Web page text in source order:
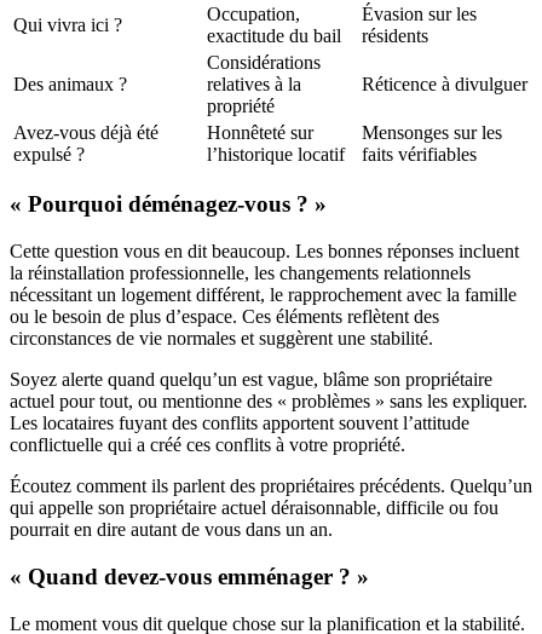
Qui vivra ici ?
Occupation,
exactitude du bail
Évasion sur les
résidents
Des animaux ?
Considérations
relatives à la
propriété
Réticence à divulguer
Avez-vous déjà été
expulsé ?
Honnêteté sur
l’historique locatif
Mensonges sur les
faits vérifiables
« Pourquoi déménagez-vous ? »
Cette question vous en dit beaucoup. Les bonnes réponses incluent
la réinstallation professionnelle, les changements relationnels
nécessitant un logement différent, le rapprochement avec la famille
ou le besoin de plus d’espace. Ces éléments reflètent des
circonstances de vie normales et suggèrent une stabilité.
Soyez alerte quand quelqu’un est vague, blâme son propriétaire
actuel pour tout, ou mentionne des « problèmes » sans les expliquer.
Les locataires fuyant des conflits apportent souvent l’attitude
conflictuelle qui a créé ces conflits à votre propriété.
Écoutez comment ils parlent des propriétaires précédents. Quelqu’un
qui appelle son propriétaire actuel déraisonnable, difficile ou fou
pourrait en dire autant de vous dans un an.
« Quand devez-vous emménager ? »
Le moment vous dit quelque chose sur la planification et la stabilité.